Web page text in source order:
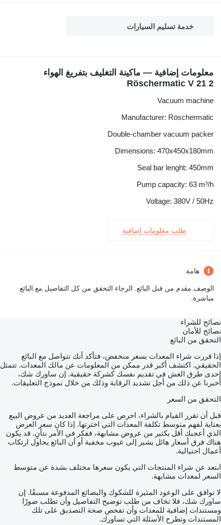
خدمة تسليم السيارات
معلومات إضافية — ماكينة التغليف بتفريغ الهواء
Röschermatic V 21 2
Vacuum machine
Manufacturer: Röschermatic
Double-chamber vacuum packer
Dimensions: 470x450x180mm
Seal bar lenght: 450mm
Pump capacity: 63 m³/h
Voltage: 380V / 50Hz
طلب معلومات إضافية
هامة
الوصف مقدم من قبل البائع. الرجاء التحقق من كل التفاصيل مع البائع
مباشرة.
نصائح للشراء
نصائح للأمان
التحقق من البائع
إذا قررت شراء المعدات بسعر منخفض، فتأكد أنك تتواصل مع البائع
الحقيقي. اكتشف أكبر قدر ممكن من المعلومات عن مالك المعدات. تتمثل
إحدى طرق الغش في تقديم نفسك كشركة حقيقية. إن ساورك شك،
أخبرنا عن ذلك من أجل تشديد الرقابة وذلك من خلال نموذج التعليقات.
التحقق من السعر
قبل أن تقرر القيام بالشراء، احرص على مراجعة العديد من عروض البيع
بعناية لفهم متوسط تكلفة المعدات التي اخترتها. إذا كان سعر العرض
الذي أعجبك أقل بكثير من عروض مشابهة، ففكر في الأمر بتأنٍ. قد يكون
هناك فرق أسعار هائل يشير إلى عيوب مخفية أو أن البائع يحاول ارتكاب
أعمال احتيالية.
ابتعد عن شراء المنتجات التي يكون سعرها مختلف بشدة عن متوسط
السعر لمعدات مشابهة.
لا توافق على الوعود المثيرة للشكوك والبضائع المدفوعة مسبقًا. إن
ساورك شك، فلا تخاف من طلب توضيح التفاصيل وأن تطلب صورًا
ومستندات إضافية للمعدات وأن تفحص صحة التصديق على تلك
المستندات وتطرح الأسئلة التي تساورك.